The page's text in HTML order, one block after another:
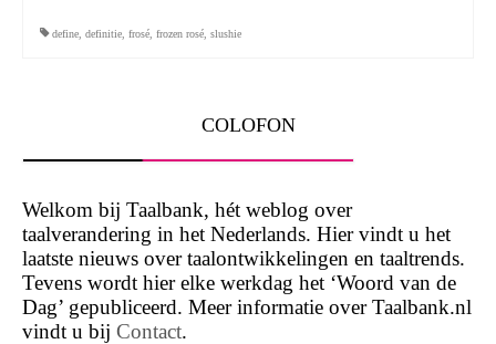
define definitie frosé frozen rosé slushie
COLOFON
Welkom bij Taalbank, hét weblog over
taalverandering in het Nederlands. Hier vindt u het
laatste nieuws over taalontwikkelingen en taaltrends.
Tevens wordt hier elke werkdag het ‘Woord van de
Dag’ gepubliceerd. Meer informatie over Taalbank.nl
vindt u bij Contact.